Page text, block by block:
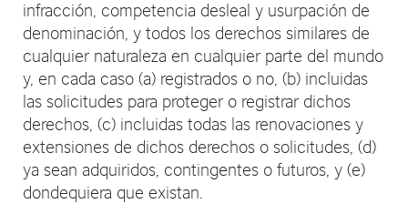
infracción, competencia desleal y usurpación de
denominación, y todos los derechos similares de
cualquier naturaleza en cualquier parte del mundo
y, en cada caso (a) registrados o no, (b) incluidas
las solicitudes para proteger o registrar dichos
derechos, (c) incluidas todas las renovaciones y
extensiones de dichos derechos o solicitudes, (d)
ya sean adquiridos, contingentes o futuros, y (e)
dondequiera que existan.